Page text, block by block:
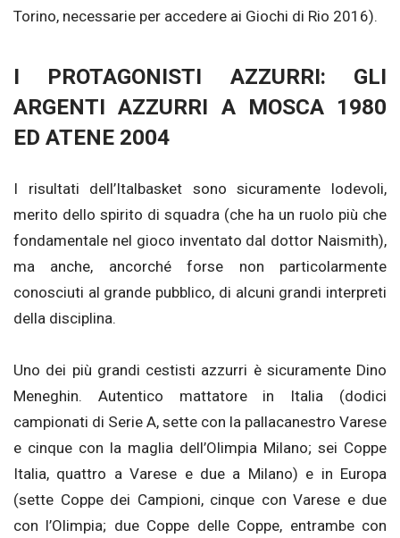
Torino, necessarie per accedere ai Giochi di Rio 2016).
I PROTAGONISTI AZZURRI: GLI
ARGENTI AZZURRI A MOSCA 1980
ED ATENE 2004
I risultati dell’Italbasket sono sicuramente lodevoli,
merito dello spirito di squadra (che ha un ruolo più che
fondamentale nel gioco inventato dal dottor Naismith),
ma anche, ancorché forse non particolarmente
conosciuti al grande pubblico, di alcuni grandi interpreti
della disciplina.
Uno dei più grandi cestisti azzurri è sicuramente Dino
Meneghin. Autentico mattatore in Italia (dodici
campionati di Serie A, sette con la pallacanestro Varese
e cinque con la maglia dell’Olimpia Milano; sei Coppe
Italia, quattro a Varese e due a Milano) e in Europa
(sette Coppe dei Campioni, cinque con Varese e due
con l’Olimpia; due Coppe delle Coppe, entrambe con